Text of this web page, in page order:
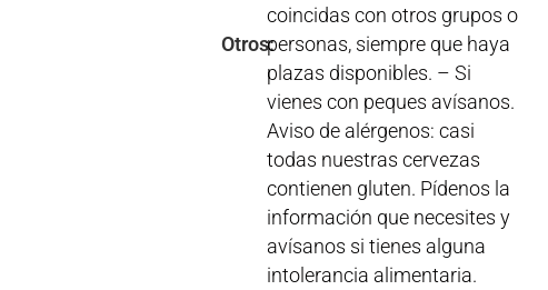
Otros:
coincidas con otros grupos o
personas, siempre que haya
plazas disponibles. – Si
vienes con peques avísanos.
Aviso de alérgenos: casi
todas nuestras cervezas
contienen gluten. Pídenos la
información que necesites y
avísanos si tienes alguna
intolerancia alimentaria.